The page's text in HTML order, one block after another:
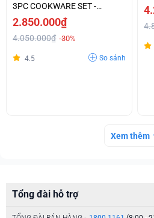
3PC COOKWARE SET -
0730036040
2.850.000₫
4.050.000₫ -30%
4.5 So sánh
Xem thêm
Tổng đài hỗ trợ